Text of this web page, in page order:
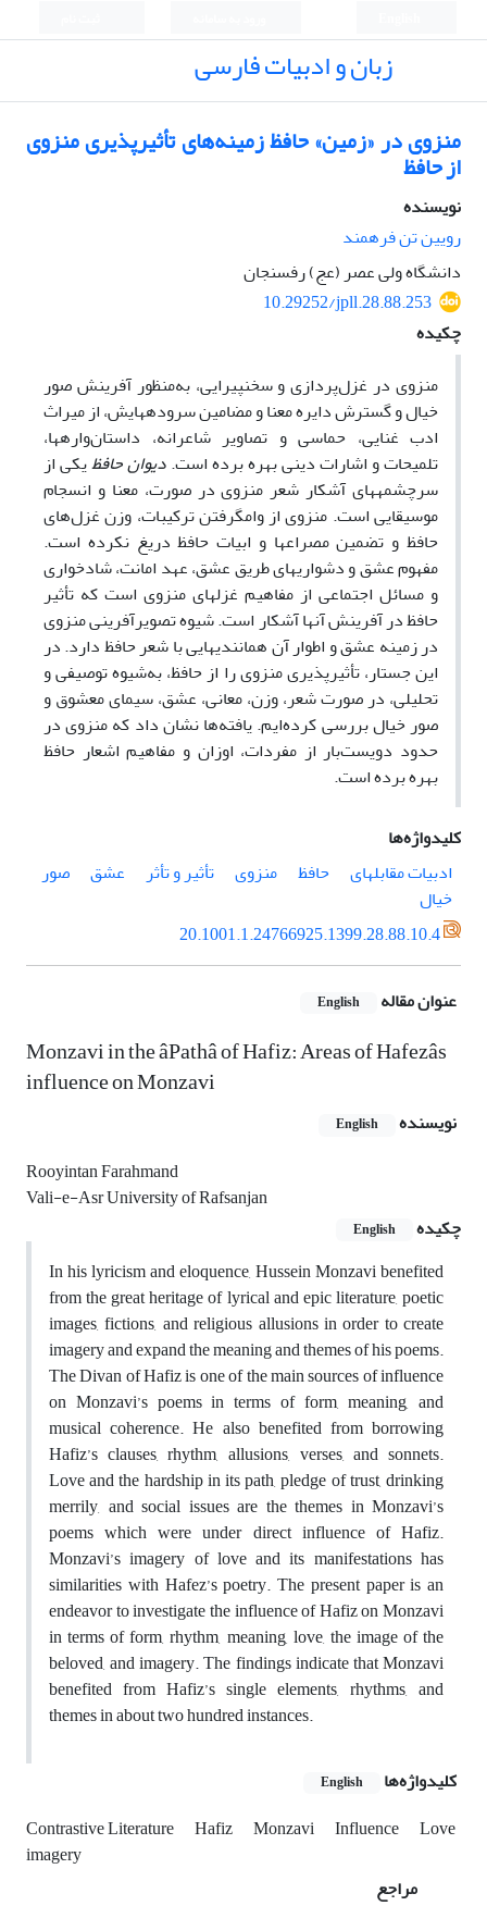
زبان و ادبیات فارسی
منزوی در «زمین» حافظ زمینه‌های تأثیرپذیری منزوی
از حافظ
نویسنده
رویین تن فرهمند
دانشگاه ولی عصر (عج) رفسنجان
10.29252/jpll.28.88.253
چکیده
منزوی در غزلپردازی و سخن­پیرایی، به‌منظور آفرینش صور
خیال و گسترش دایره معنا و مضامین سروده­هایش، از میراث
ادب غنایی، حماسی و تصاویر شاعرانه، داستان‌واره­ها،
تلمیحات و اشارات دینی بهره برده ­است.دیوان حافظیکی از
سرچشمه­های آشکار شعر منزوی در صورت، معنا و انسجام
موسیقایی است. منزوی از وام­گرفتن ترکیبات، وزن غزل‌های
حافظ و تضمین مصراع­ها و ابیات حافظ دریغ نکرده­ است.
مفهوم عشق و دشواری­های طریق عشق، عهد امانت، شادخواری
و مسائل اجتماعی از مفاهیم غزل­های منزوی است که تأثیر
حافظ در آفرینش آنها آشکار است. شیوه تصویرآفرینی­ منزوی
در زمینه عشق و اطوار آن همانندی­هایی با شعر حافظ دارد. در
این جستار، تأثیرپذیری منزوی را از حافظ، به‌شیوه توصیفی و
تحلیلی، در صورت شعر، وزن، معانی، عشق، سیمای معشوق و
صور خیال بررسی کرده‌ایم. یافته‌ها نشان داد که منزوی در
حدود دویست‌بار از مفردات، اوزان و مفاهیم اشعار حافظ
بهره برده ­است.
کلیدواژه‌ها
ادبیات مقابله­ای
حافظ منزوی تأثیر و تأثر عشق
صور
خیال
20.1001.1.24766925.1399.28.88.10.4
عنوان مقاله English
Monzavi in the âPathâ of Hafiz: Areas of Hafezâs
influence on Monzavi
نویسنده English
Rooyintan Farahmand
Vali-e-Asr University of Rafsanjan
چکیده
English
In his lyricism and eloquence, Hussein Monzavi benefited
from the great heritage of lyrical and epic literature, poetic
images, fictions, and religious allusions in order to create
imagery and expand the meaning and themes of his poems.
The Divan of Hafiz is one of the main sources of influence
on Monzavi’s poems in terms of form, meaning, and
musical coherence. He also benefited from borrowing
Hafiz’s clauses, rhythm, allusions, verses, and sonnets.
Love and the hardship in its path, pledge of trust, drinking
merrily, and social issues are the themes in Monzavi’s
poems which were under direct influence of Hafiz.
Monzavi’s imagery of love and its manifestations has
similarities with Hafez’s poetry. The present paper is an
endeavor to investigate the influence of Hafiz on Monzavi
in terms of form, rhythm, meaning, love, the image of the
beloved, and imagery. The findings indicate that Monzavi
benefited from Hafiz’s single elements, rhythms, and
themes in about two hundred instances.
کلیدواژه‌ها
English
Contrastive Literature Hafiz Monzavi Influence
Love
imagery
مراجع